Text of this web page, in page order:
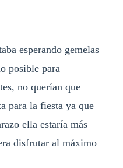
esperando gemelas
posible para
no querían que
para la fiesta ya que
ella estaría más
disfrutar al máximo